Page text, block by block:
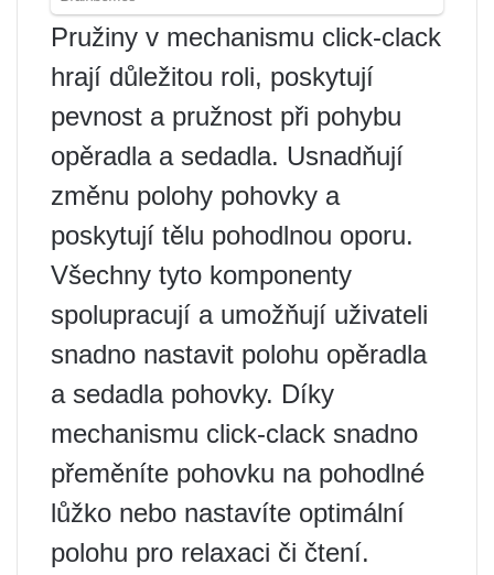
Pružiny v mechanismu click-clack
hrají důležitou roli, poskytují
pevnost a pružnost při pohybu
opěradla a sedadla. Usnadňují
změnu polohy pohovky a
poskytují tělu pohodlnou oporu.
Všechny tyto komponenty
spolupracují a umožňují uživateli
snadno nastavit polohu opěradla
a sedadla pohovky. Díky
mechanismu click-clack snadno
přeměníte pohovku na pohodlné
lůžko nebo nastavíte optimální
polohu pro relaxaci či čtení.